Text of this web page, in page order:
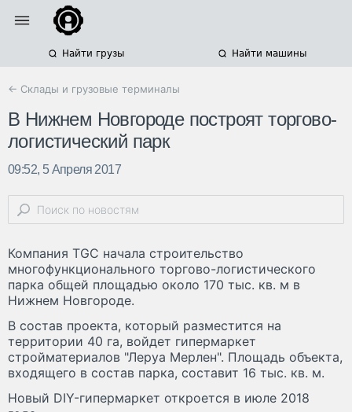
Найти грузы Найти машины
← Склады и грузовые терминалы
В Нижнем Новгороде построят торгово-
логистический парк
09:52, 5 Апреля 2017
Компания TGC начала строительство
многофункционального торгово-логистического
парка общей площадью около 170 тыс. кв. м в
Нижнем Новгороде.
В состав проекта, который разместится на
территории 40 га, войдет гипермаркет
стройматериалов "Леруа Мерлен". Площадь объекта,
входящего в состав парка, составит 16 тыс. кв. м.
Новый DIY-гипермаркет откроется в июле 2018